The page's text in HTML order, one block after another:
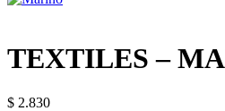
TEXTILES –
$ 2.830